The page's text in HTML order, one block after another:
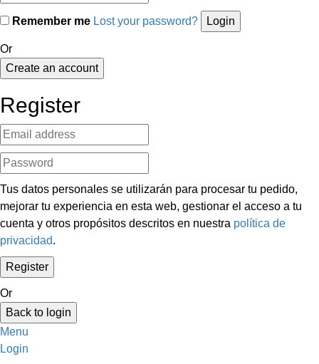
Remember me Lost your password?
Or
Create an account
Register
Tus datos personales se utilizarán para procesar tu pedido,
mejorar tu experiencia en esta web, gestionar el acceso a tu
cuenta y otros propósitos descritos en nuestra política de
privacidad.
Or
Back to login
Menu
Login